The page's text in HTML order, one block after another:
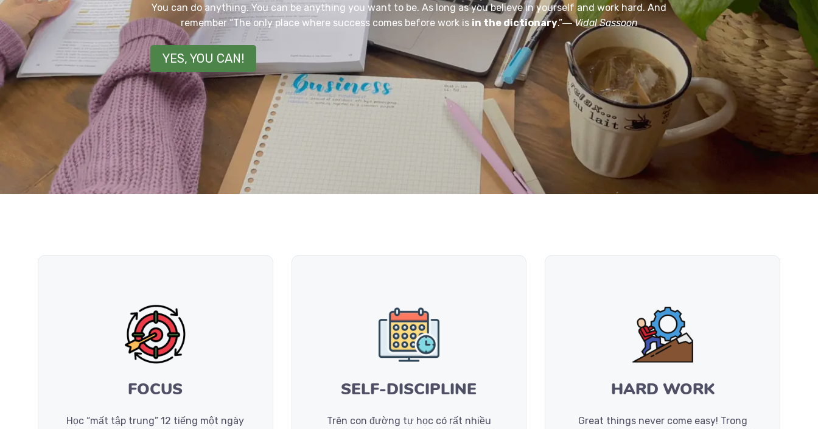
You can do anything. You can be anything you want to be. As long as you believe in yourself and work hard. And
remember “The only place where success comes before work is in the dictionary.”―Vidal Sassoon
YES, YOU CAN!
FOCUS
Học “mất tập trung” 12 tiếng một ngày
SELF-DISCIPLINE
Trên con đường tự học có rất nhiều
HARD WORK
Great things never come easy! Trong